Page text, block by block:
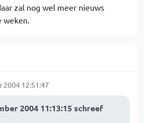
zal nog wel meer nieuws
weken.
2004 12:51:47
2004 11:13:15 schreef